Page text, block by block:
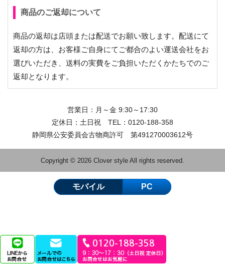
商品のご返却について
商品の返却は店頭または配送でお願い致します。配送にて
返却の方は、お客様ご自身にてご都合のよい運送会社をお
選びいただき、送料の実費をご負担いただくかたちでのご
返却となります。
営業日：月～金 9:30～17:30
定休日：土日祝 TEL： 0120-188-358
静岡県公安委員会古物商許可 第491270003612号
Copyright © 2026 Clover style All rights reserved.
モバイル PC